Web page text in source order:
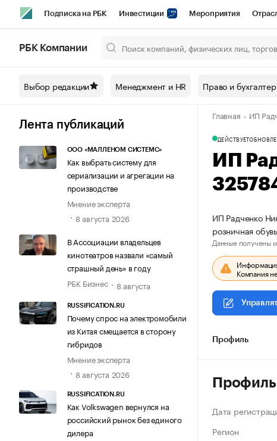
Подписка на РБК Инвестиции Мероприятия
Спецпроекты СПб Конференции СПб Спецпроекты
Технологии и медиа Рынок наличной валюты
РБК Компании
Выбор редакции Менеджмент и HR Право и
Лента публикаций
ООО «МАЛЛЕНОМ СИСТЕМС»
Как выбрать систему для
сериализации и агрегации на
производстве
Мнение эксперта
8 августа 2026
В Ассоциации владельцев
кинотеатров назвали «самый
страшный день» в году
РБК Бизнес
8 августа
RUSSIFICATION.RU
Почему спрос на электромобили
из Китая смещается в сторону
гибридов
Мнение эксперта
8 августа 2026
RUSSIFICATION.RU
Как Volkswagen вернулся на
российский рынок без единого
дилера
Главная ИП
ДЕЙСТВУЕТ
ИП
ИП Радченко
розничная
Данные получены
Компания
Профиль
Профиль
Дата
Регион